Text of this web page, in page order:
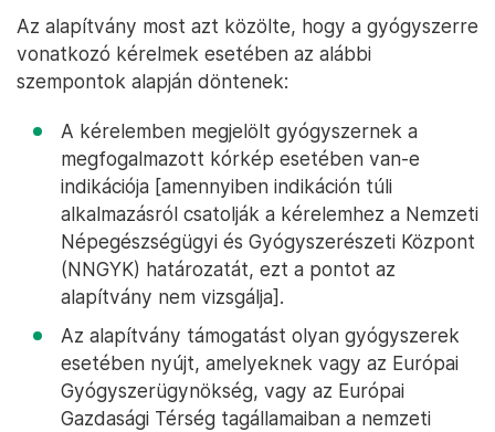
Az alapítvány most azt közölte, hogy a gyógyszerre
vonatkozó kérelmek esetében az alábbi
szempontok alapján döntenek:
A kérelemben megjelölt gyógyszernek a
megfogalmazott kórkép esetében van-e
indikációja [amennyiben indikáción túli
alkalmazásról csatolják a kérelemhez a Nemzeti
Népegészségügyi és Gyógyszerészeti Központ
(NNGYK) határozatát, ezt a pontot az
alapítvány nem vizsgálja].
Az alapítvány támogatást olyan gyógyszerek
esetében nyújt, amelyeknek vagy az Európai
Gyógyszerügynökség, vagy az Európai
Gazdasági Térség tagállamaiban a nemzeti